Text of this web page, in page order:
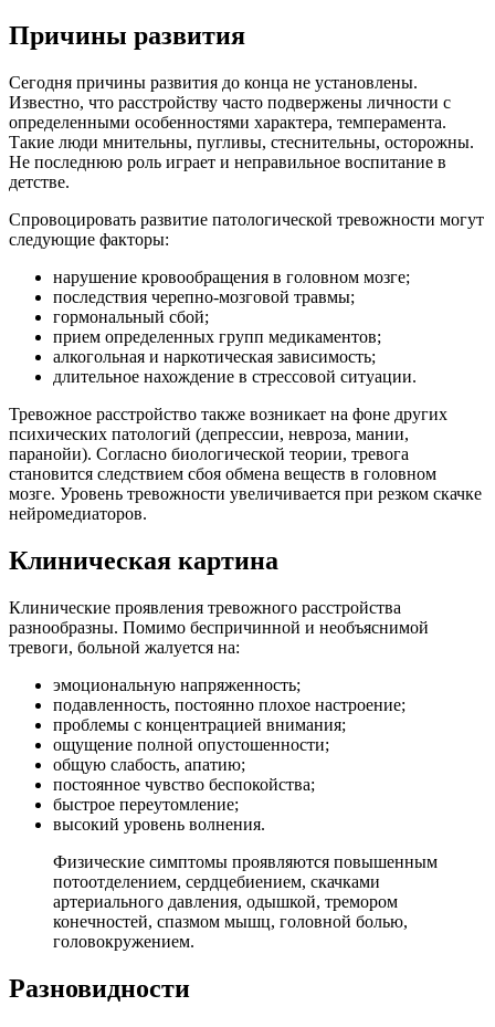
Причины развития
Сегодня причины развития до конца не установлены.
Известно, что расстройству часто подвержены личности с
определенными особенностями характера, темперамента.
Такие люди мнительны, пугливы, стеснительны, осторожны.
Не последнюю роль играет и неправильное воспитание в
детстве.
Спровоцировать развитие патологической тревожности могут
следующие факторы:
нарушение кровообращения в головном мозге;
последствия черепно-мозговой травмы;
гормональный сбой;
прием определенных групп медикаментов;
алкогольная и наркотическая зависимость;
длительное нахождение в стрессовой ситуации.
Тревожное расстройство также возникает на фоне других
психических патологий (депрессии, невроза, мании,
паранойи). Согласно биологической теории, тревога
становится следствием сбоя обмена веществ в головном
мозге. Уровень тревожности увеличивается при резком скачке
нейромедиаторов.
Клиническая картина
Клинические проявления тревожного расстройства
разнообразны. Помимо беспричинной и необъяснимой
тревоги, больной жалуется на:
эмоциональную напряженность;
подавленность, постоянно плохое настроение;
проблемы с концентрацией внимания;
ощущение полной опустошенности;
общую слабость, апатию;
постоянное чувство беспокойства;
быстрое переутомление;
высокий уровень волнения.
Физические симптомы проявляются повышенным
потоотделением, сердцебиением, скачками
артериального давления, одышкой, тремором
конечностей, спазмом мышц, головной болью,
головокружением.
Разновидности